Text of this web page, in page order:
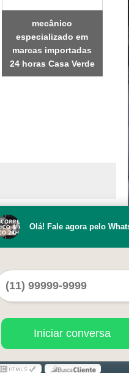
mecânico
especializado em
marcas importadas
24 horas Casa Verde
citando nossos links, é proibida sem a
Olá! Fale agora pelo
Iniciar conversa